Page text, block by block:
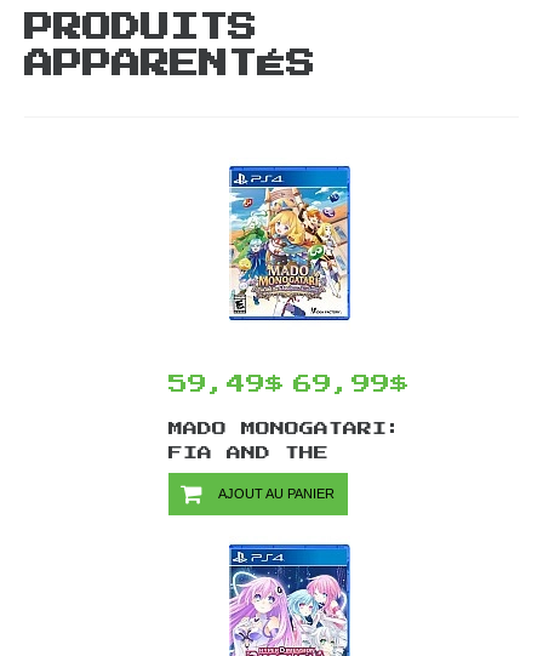
PRODUITS
APPARENTÉS
59,49$ 69,99$
MADO MONOGATARI:
FIA AND THE
WONDROUS
ACADEMY/PS4
AJOUT AU PANIER